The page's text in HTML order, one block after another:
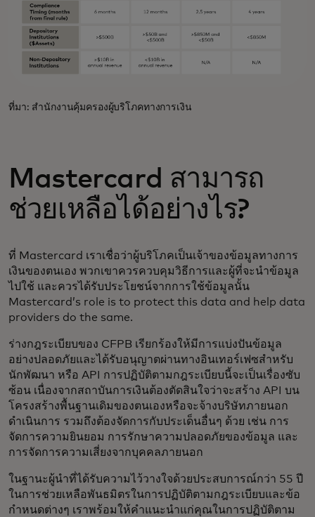
ที่มา: สำนักงานคุ้มครองผู้บริโภคทางการเงิน
Mastercard สามารถ
ช่วยเหลือได้อย่างไร?
ที่ Mastercard เราเชื่อว่าผู้บริโภคเป็นเจ้าของข้อมูลทางการ
เงินของตนเอง พวกเขาควรควบคุมวิธีการและผู้ที่จะนำข้อมูล
ไปใช้ และควรได้รับประโยชน์จากการใช้ข้อมูลนั้น
Mastercard’s role is to protect this data and help data
providers do the same.
ร่างกฎระเบียบของ CFPB เรียกร้องให้มีการแบ่งปันข้อมูล
อย่างปลอดภัยและได้รับอนุญาตผ่านทางอินเทอร์เฟซสำหรับ
นักพัฒนา หรือ API การปฏิบัติตามกฎระเบียบนี้จะเป็นเรื่องซับ
ซ้อน เนื่องจากสถาบันการเงินต้องตัดสินใจว่าจะสร้าง API บน
โครงสร้างพื้นฐานเดิมของตนเองหรือจะจ้างบริษัทภายนอก
ดำเนินการ รวมถึงต้องจัดการกับประเด็นอื่นๆ ด้วย เช่น การ
จัดการความยินยอม การรักษาความปลอดภัยของข้อมูล และ
การจัดการความเสี่ยงจากบุคคลภายนอก
ในฐานะผู้นำที่ได้รับความไว้วางใจด้วยประสบการณ์กว่า 55 ปี
ในการช่วยเหลือพันธมิตรในการปฏิบัติตามกฎระเบียบและข้อ
กำหนดต่างๆ เราพร้อมให้คำแนะนำแก่คุณในการปฏิบัติตาม